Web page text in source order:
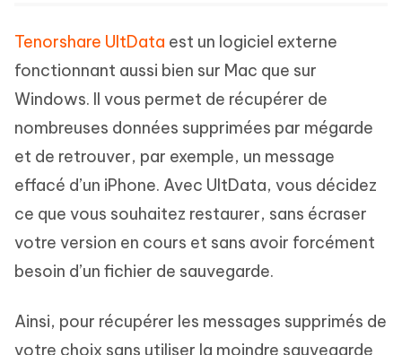
Tenorshare UltData est un logiciel externe
fonctionnant aussi bien sur Mac que sur
Windows. Il vous permet de récupérer de
nombreuses données supprimées par mégarde
et de retrouver, par exemple, un message
effacé d’un iPhone. Avec UltData, vous décidez
ce que vous souhaitez restaurer, sans écraser
votre version en cours et sans avoir forcément
besoin d’un fichier de sauvegarde.
Ainsi, pour récupérer les messages supprimés de
votre choix sans utiliser la moindre sauvegarde